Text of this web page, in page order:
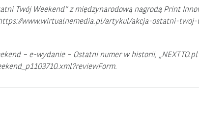
Twój Weekend” z międzynarodową nagrodą Print
www.wirtualnemedia.pl/artykul/akcja-ostatni-
– e-wydanie – Ostatni numer w historii,